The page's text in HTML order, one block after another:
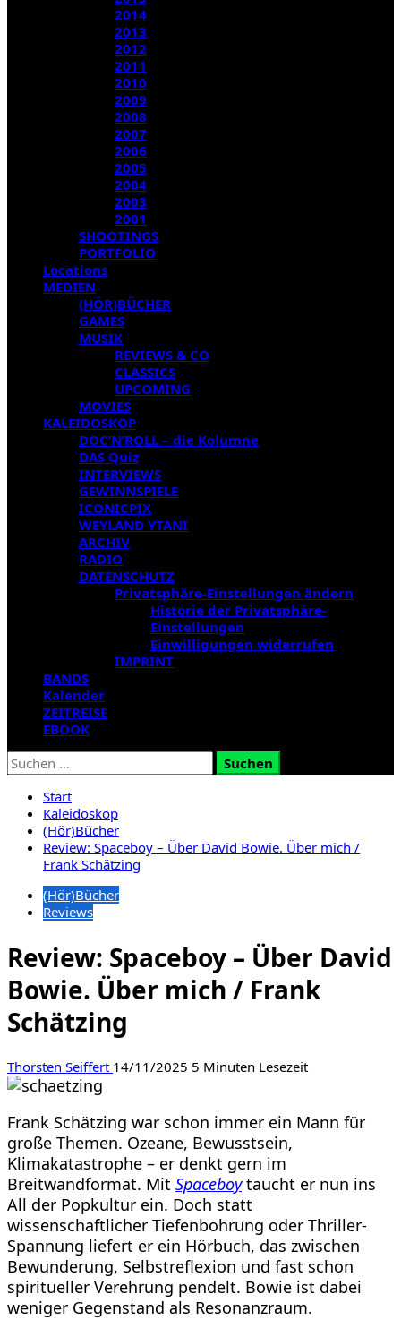
2014
2013
2012
2011
2010
2009
2008
2007
2006
2005
2004
2003
2001
SHOOTINGS
PORTFOLIO
Locations
MEDIEN
(HÖR)BÜCHER
GAMES
MUSIK
REVIEWS & CO
CLASSICS
UPCOMING
MOVIES
KALEIDOSKOP
DOC’N’ROLL – die Kolumne
DAS Quiz
INTERVIEWS
GEWINNSPIELE
ICONICPIX
WEYLAND YTANI
ARCHIV
RADIO
DATENSCHUTZ
Privatsphäre-Einstellungen ändern
Historie der Privatsphäre-
Einstellungen
Einwilligungen widerrufen
IMPRINT
BANDS
Kalender
ZEITREISE
EBOOK
Suchen
nach:
Start
Kaleidoskop
(Hör)Bücher
Review: Spaceboy – Über David Bowie. Über mich /
Frank Schätzing
(Hör)Bücher
Reviews
Review: Spaceboy – Über David
Bowie. Über mich / Frank
Schätzing
Thorsten Seiffert 14/11/2025 5 Minuten Lesezeit
Frank Schätzing war schon immer ein Mann für
große Themen. Ozeane, Bewusstsein,
Klimakatastrophe – er denkt gern im
Breitwandformat. Mit Spaceboytaucht er nun ins
All der Popkultur ein. Doch statt
wissenschaftlicher Tiefenbohrung oder Thriller-
Spannung liefert er ein Hörbuch, das zwischen
Bewunderung, Selbstreflexion und fast schon
spiritueller Verehrung pendelt. Bowie ist dabei
weniger Gegenstand als Resonanzraum.